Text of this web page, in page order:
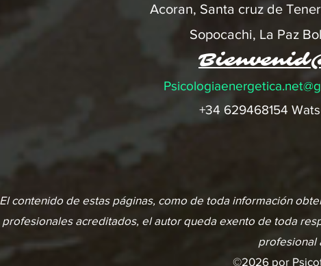
Acoran, Santa cruz de
Sopocachi, La Paz
+34 629468154
El contenido de estas páginas, como de toda información
profesionales acreditados, el autor queda exento de toda
profesional
©2026 por